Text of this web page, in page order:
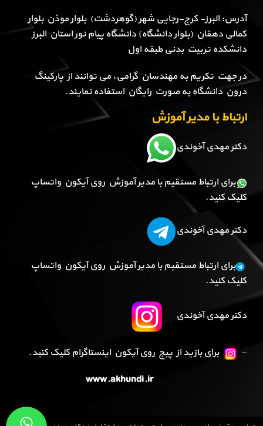
آدرس: البرز- کرج-رجایی شهر (گوهردشت) بلوار موذن بلوار
کمالی دهقان (بلوار دانشگاه) دانشگاه پیام نور استان البرز
دانشکده تربیت بدنی طبقه اول
در جهت تکریم به مهندسان گرامی، می توانند از پارکینگ
درون دانشگاه به صورت رایگان استفاده نمایند.
ارتباط با مدیر آموزش
دکتر مهدی آخوندی
برای ارتباط مستقیم با مدیر آموزش روی آیکون واتساپ
کلیک کنید.
دکتر مهدی آخوندی
برای ارتباط مستقیم با مدیر آموزش روی آیکون واتساپ
کلیک کنید.
دکتر مهدی آخوندی
–
برای بازید از پیج روی آیکون اینستاگرام کلیک کنید.
www.akhundi.ir